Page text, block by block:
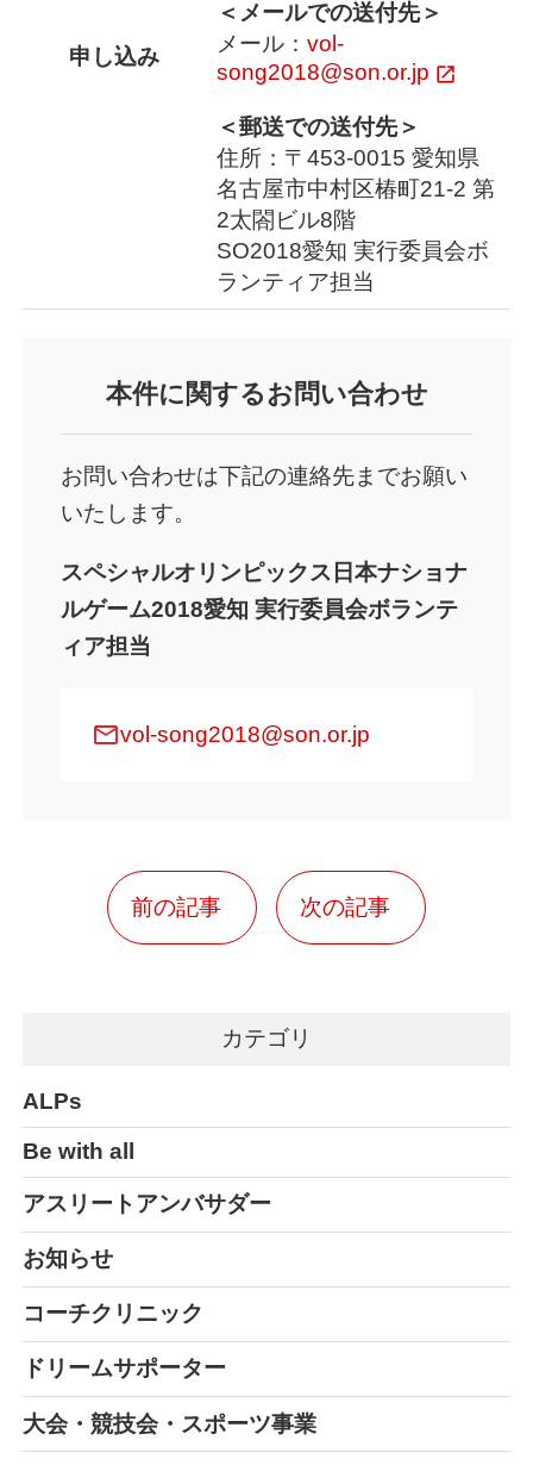
申し込み
＜メールでの送付先＞
メール： vol-
song2018@son.or.jp
＜郵送での送付先＞
住所：〒453-0015 愛知県
名古屋市中村区椿町21-2 第
2太閤ビル8階
SO2018愛知 実行委員会ボ
ランティア担当
本件に関するお問い合わせ
お問い合わせは下記の連絡先までお願い
いたします。
スペシャルオリンピックス日本ナショナ
ルゲーム2018愛知 実行委員会ボランテ
ィア担当
mailvol-song2018@son.or.jp
前の記事 次の記事
カテゴリ
ALPs
Be with all
アスリートアンバサダー
お知らせ
コーチクリニック
ドリームサポーター
大会・競技会・スポーツ事業